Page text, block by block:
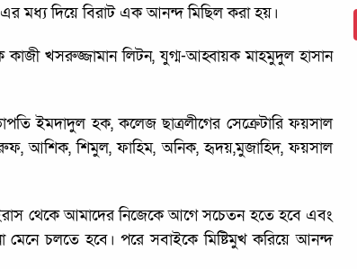
মধ্য দিয়ে বিরাট এক আনন্দ মিছিল করা হয়।
খসরুজ্জামান লিটন, যুগ্ম-আহ্বায়ক মাহমুদুল হাসান
ইমদাদুল হক, কলেজ ছাত্রলীগের সেক্রেটারি ফয়সাল
আশিক, শিমুল, ফাহিম, অনিক, হৃদয়,মুজাহিদ, ফয়সাল
থেকে আমাদের নিজেকে আগে সচেতন হতে হবে এবং
মেনে চলতে হবে। পরে সবাইকে মিষ্টিমুখ করিয়ে আনন্দ